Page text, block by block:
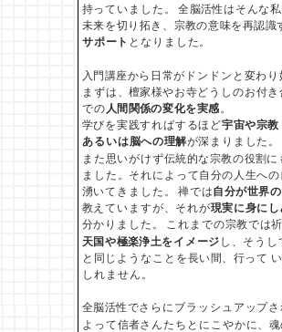
持っていました。 全脳活性はそんな
未来を切り拓き、宗教の意味を再認識
サポート となりました。
入門講座から日常がドンドンと変わり
まずは、檀家様やお寺どうしのお付き
での 人間関係の変化を実感 。
学びを実践すればするほど宇宙や宗教
あるいは脳への理解が深まりました。
また思いがけず伝統的な宗教の役割に
ました。 それによって自分の人生への
湧いてきました。 禅では自分が世界
教えていますが、それが現実に身にし
分かりました。 これまでの宗教では
天国や極楽浄土をイメージ し、そうし
と同じようなことを長い間、行って
しれません。
全脳活性でさらにブラッシュアップさ
よって信者さんたちとにこやかに、